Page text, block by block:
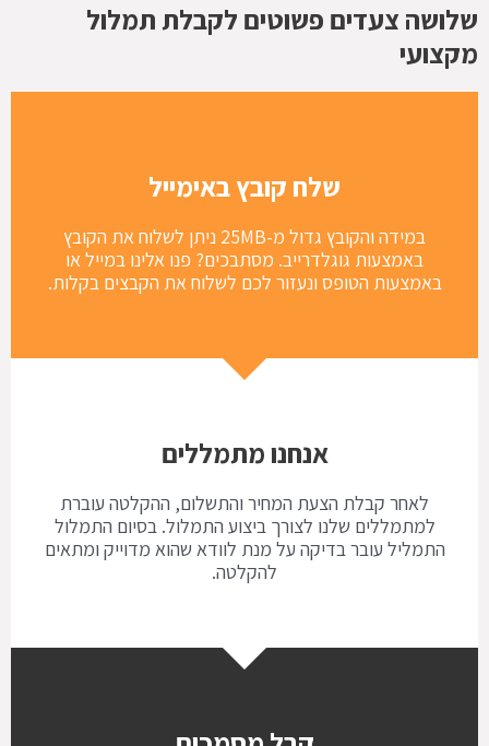
שלושה צעדים פשוטים לקבלת תמלול
מקצועי
שלח קובץ באימייל
במידה והקובץ גדול מ-25MB ניתן לשלוח את הקובץ
באמצעות גוגלדרייב. מסתבכים? פנו אלינו במייל או
באמצעות הטופס ונעזור לכם לשלוח את הקבצים בקלות.
אנחנו מתמללים
לאחר קבלת הצעת המחיר והתשלום, ההקלטה עוברת
למתמללים שלנו לצורך ביצוע התמלול. בסיום התמלול
התמליל עובר בדיקה על מנת לוודא שהוא מדוייק ומתאים
להקלטה.